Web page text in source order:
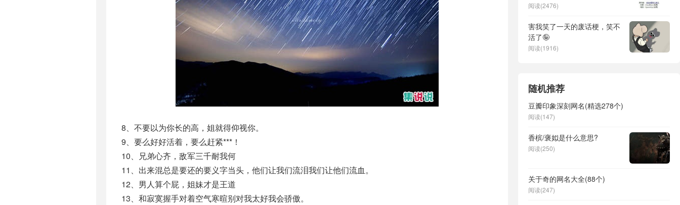
8、不要以为你长的高，姐就得仰视你。
9、要么好好活着，要么赶紧***！
10、兄弟心齐，敌军三千耐我何
11、出来混总是要还的要义字当头，他们让我们流泪我们让他们流血。
12、男人算个屁，姐妹才是王道
13、和寂寞握手对着空气寒暄别对我太好我会骄傲。
阅读(2476)
害我笑了一天的废话梗，笑不
活了🤪
阅读(1916)
随机推荐
豆瓣印象深刻网名(精选278个)
阅读(147)
香槟/褒姒是什么意思?
阅读(250)
关于奇的网名大全(88个)
阅读(247)